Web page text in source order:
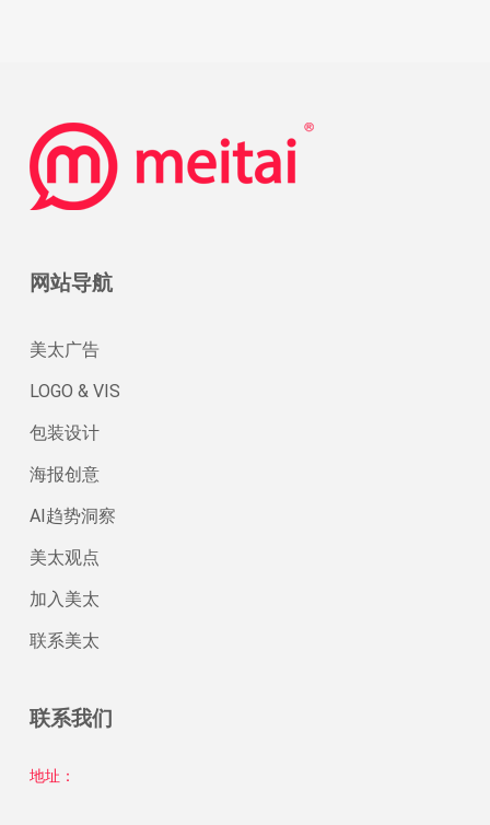
网站导航
美太广告
LOGO & VIS
包装设计
海报创意
AI趋势洞察
美太观点
加入美太
联系美太
联系我们
地址：